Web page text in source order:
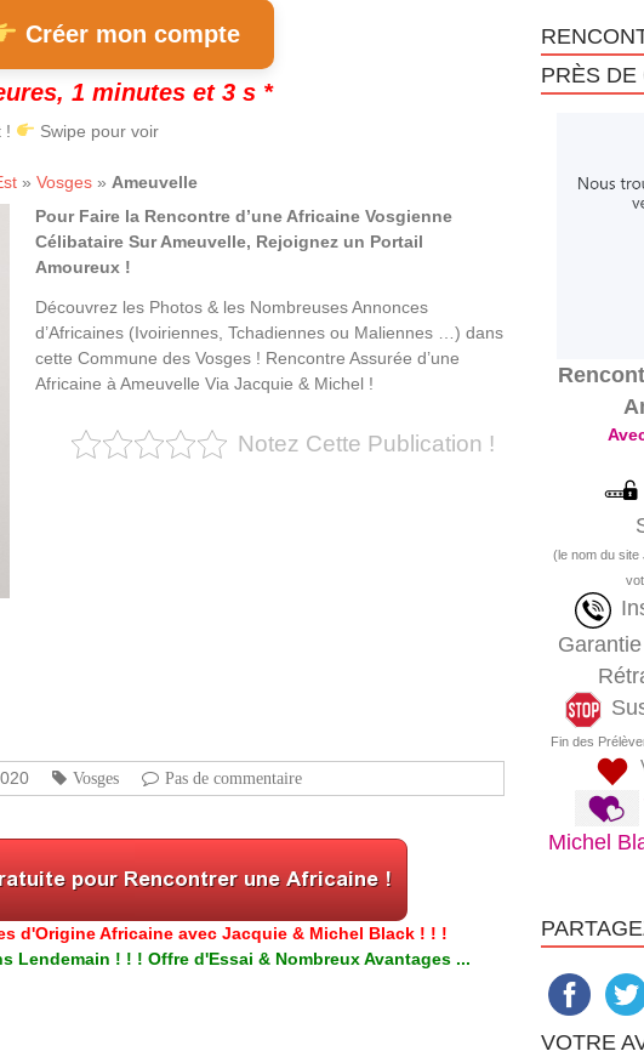
Créer mon compte
1 minutes et 3 s *
! Swipe pour voir
» Vosges » Ameuvelle
Pour Faire la Rencontre d’une Africaine Vosgienne
Célibataire Sur Ameuvelle, Rejoignez un Portail
Amoureux !
Découvrez les Photos & les Nombreuses Annonces
d’Africaines (Ivoiriennes, Tchadiennes ou Maliennes …) dans
cette Commune des Vosges ! Rencontre Assurée d’une
Africaine à Ameuvelle Via Jacquie & Michel !
Notez Cette Publication !
Vosges Pas de commentaire
d'Origine Africaine avec Jacquie & Michel Black ! ! !
Lendemain ! ! ! Offre d'Essai & Nombreux Avantages ...
PRÈS DE
(le nom du site
Fin des
Michel
VOTRE